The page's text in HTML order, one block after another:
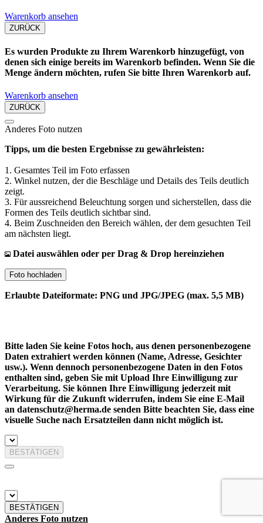
Warenkorb ansehen
ZURÜCK
Es wurden Produkte zu Ihrem Warenkorb hinzugefügt, von
denen sich einige bereits im Warenkorb befinden. Wenn Sie die
Menge ändern möchten, rufen Sie bitte Ihren Warenkorb auf.
Warenkorb ansehen
ZURÜCK
Anderes Foto nutzen
Tipps, um die besten Ergebnisse zu gewährleisten:
1. Gesamtes Teil im Foto erfassen
2. Winkel nutzen, der die Beschläge und Details des Teils deutlich
zeigt.
3. Für aussreichend Beleuchtung sorgen und sicherstellen, dass die
Formen des Teils deutlich sichtbar sind.
4. Beim Zuschneiden den Bereich wählen, der dem gesuchten Teil
am nächsten liegt.
Datei auswählen oder per Drag & Drop hereinziehen
Foto hochladen
Erlaubte Dateiformate: PNG und JPG/JPEG (max. 5,5 MB)
Bitte laden Sie keine Fotos hoch, aus denen personenbezogene
Daten extrahiert werden können (Name, Adresse, Gesichter
usw.). Wenn dennoch personenbezogene Daten in den Fotos
enthalten sind, geben Sie mit Upload Ihre Einwilligung zur
Verarbeitung. Sie können Ihre Einwilligung jederzeit mit
Wirkung für die Zukunft widerrufen, indem Sie eine E-Mail
an datenschutz@herma.de senden Bitte beachten Sie, dass eine
visuelle Suche nach Ersatzteilen dann nicht möglich ist.
BESTÄTIGEN
BESTÄTIGEN
Anderes Foto nutzen